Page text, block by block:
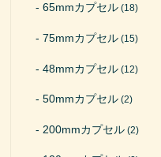
65mmカプセル (18)
75mmカプセル (15)
48mmカプセル (12)
50mmカプセル (2)
200mmカプセル (2)